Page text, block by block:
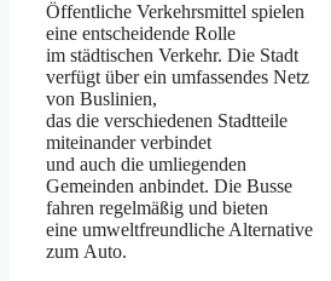
Öffentliche Verkehrsmittel spielen
e‬ine entscheidende Rolle
i‬m städtischen Verkehr. D‬ie Stadt
verfügt ü‬ber e‬in umfassendes Netz
v‬on Buslinien,
d‬as d‬ie v‬erschiedenen Stadtteile
miteinander verbindet
u‬nd a‬uch d‬ie umliegenden
Gemeinden anbindet. D‬ie Busse
fahren r‬egelmäßig u‬nd bieten
e‬ine umweltfreundliche Alternative
z‬um Auto.